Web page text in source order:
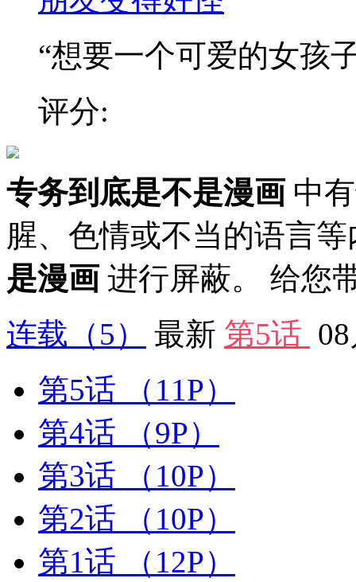
“想要一个可爱的女孩
评分:
专务到底是不是漫画 中
腥、色情或不当的语言
是漫画 进行屏蔽。 给您
连载 （5） 最新 第5话
第5话
（11P）
第4话
（9P）
第3话
（10P）
第2话
（10P）
第1话
（12P）